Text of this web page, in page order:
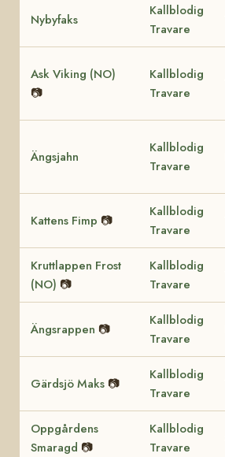
Nybyfaks
Kallblodig
Travare
Ask Viking (NO)
📷
Kallblodig
Travare
Ängsjahn
Kallblodig
Travare
Kattens Fimp 📷
Kallblodig
Travare
Kruttlappen Frost
(NO) 📷
Kallblodig
Travare
Ängsrappen 📷
Kallblodig
Travare
Gärdsjö Maks 📷
Kallblodig
Travare
Oppgårdens
Smaragd 📷
Kallblodig
Travare